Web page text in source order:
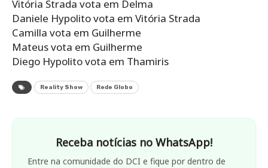
Vitória Strada vota em Delma
Daniele Hypolito vota em Vitória Strada
Camilla vota em Guilherme
Mateus vota em Guilherme
Diego Hypolito vota em Thamiris
Reality Show Rede Globo
Receba notícias no WhatsApp!
Entre na comunidade do DCI e fique por dentro de